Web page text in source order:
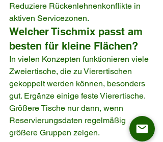
Reduziere Rückenlehnenkonflikte in
aktiven Servicezonen.
Welcher Tischmix passt am
besten für kleine Flächen?
In vielen Konzepten funktionieren viele
Zweiertische, die zu Vierertischen
gekoppelt werden können, besonders
gut. Ergänze einige feste Vierertische.
Größere Tische nur dann, wenn
Reservierungsdaten regelmäßig
größere Gruppen zeigen.